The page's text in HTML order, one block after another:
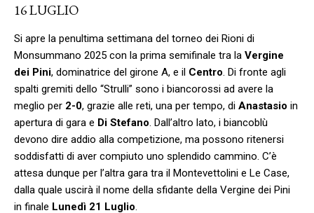
16 LUGLIO
Si apre la penultima settimana del torneo dei Rioni di
Monsummano 2025 con la prima semifinale tra la Vergine
dei Pini, dominatrice del girone A, e il Centro. Di fronte agli
spalti gremiti dello “Strulli” sono i biancorossi ad avere la
meglio per 2-0, grazie alle reti, una per tempo, di Anastasio in
apertura di gara e Di Stefano. Dall’altro lato, i biancoblù
devono dire addio alla competizione, ma possono ritenersi
soddisfatti di aver compiuto uno splendido cammino. C’è
attesa dunque per l’altra gara tra il Montevettolini e Le Case,
dalla quale uscirà il nome della sfidante della Vergine dei Pini
in finale Lunedì 21 Luglio.